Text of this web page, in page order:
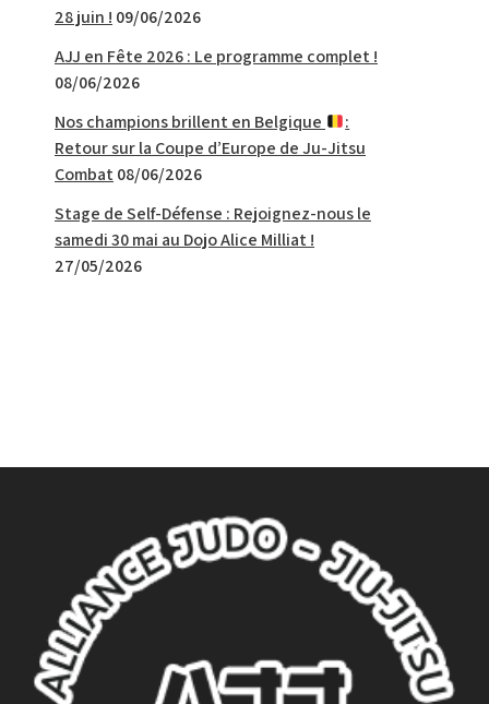
28 juin ! 09/06/2026
AJJ en Fête 2026 : Le programme complet !
08/06/2026
Nos champions brillent en Belgique
:
Retour sur la Coupe d’Europe de Ju-Jitsu
Combat 08/06/2026
Stage de Self-Défense : Rejoignez-nous le
samedi 30 mai au Dojo Alice Milliat !
27/05/2026